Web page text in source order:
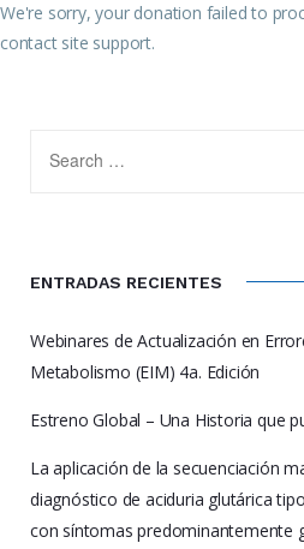
We're sorry, your donation failed to
contact site support.
ENTRADAS RECIENTES
Webinares de Actualización en
Metabolismo (EIM) 4a. Edición
Estreno Global – Una Historia que
La aplicación de la secuenciación
diagnóstico de aciduria glutárica
con síntomas predominantemente